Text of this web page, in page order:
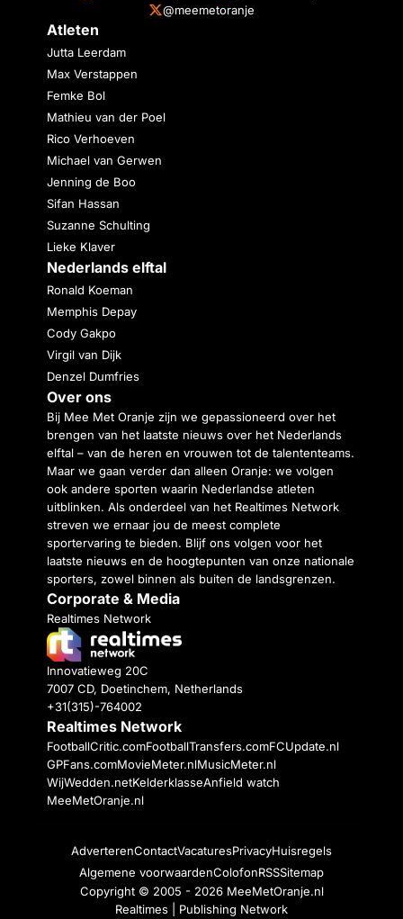
@meemetoranje
Atleten
Jutta Leerdam
Max Verstappen
Femke Bol
Mathieu van der Poel
Rico Verhoeven
Michael van Gerwen
Jenning de Boo
Sifan Hassan
Suzanne Schulting
Lieke Klaver
Nederlands elftal
Ronald Koeman
Memphis Depay
Cody Gakpo
Virgil van Dijk
Denzel Dumfries
Over ons
Bij Mee Met Oranje zijn we gepassioneerd over het
brengen van het laatste nieuws over het Nederlands
elftal – van de heren en vrouwen tot de talententeams.
Maar we gaan verder dan alleen Oranje: we volgen
ook andere sporten waarin Nederlandse atleten
uitblinken. Als onderdeel van het Realtimes Network
streven we ernaar jou de meest complete
sportervaring te bieden. Blijf ons volgen voor het
laatste nieuws en de hoogtepunten van onze nationale
sporters, zowel binnen als buiten de landsgrenzen.
Corporate & Media
Realtimes Network
Innovatieweg 20C
7007 CD, Doetinchem, Netherlands
+31(315)-764002
Realtimes Network
FootballCritic.comFootballTransfers.comFCUpdate.nl
GPFans.comMovieMeter.nlMusicMeter.nl
WijWedden.netKelderklasseAnfield watch
MeeMetOranje.nl
AdverterenContactVacaturesPrivacyHuisregels
Algemene voorwaardenColofonRSSSitemap
Copyright © 2005 - 2026 MeeMetOranje.nl
Realtimes | Publishing Network